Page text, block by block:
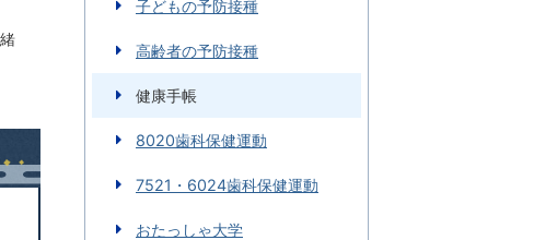
子どもの予防接種
高齢者の予防接種
健康手帳
8020歯科保健運動
7521・6024歯科保健運動
おたっしゃ大学